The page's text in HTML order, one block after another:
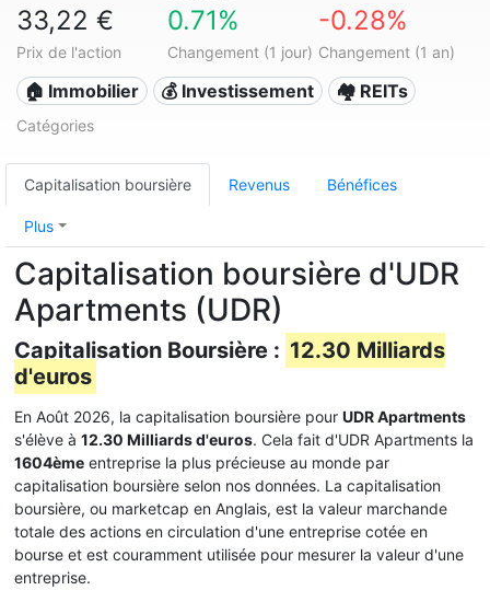
33,22 €
Prix de l'action
0.71%
Changement (1 jour)
-0.28%
Changement (1 an)
🏠 Immobilier 💰 Investissement 🏘️ REITs
Catégories
Capitalisation boursière Revenus Bénéfices
Plus
Capitalisation boursière d'UDR
Apartments (UDR)
Capitalisation Boursière : 12.30 Milliards
d'euros
En Août 2026, la capitalisation boursière pour UDR Apartments
s'élève à 12.30 Milliards d'euros. Cela fait d'UDR Apartments la
1604ème entreprise la plus précieuse au monde par
capitalisation boursière selon nos données. La capitalisation
boursière, ou marketcap en Anglais, est la valeur marchande
totale des actions en circulation d'une entreprise cotée en
bourse et est couramment utilisée pour mesurer la valeur d'une
entreprise.